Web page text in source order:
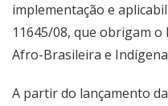
implementação e
11645/08, que obrigam
Afro-Brasileira e
A partir do lançamento